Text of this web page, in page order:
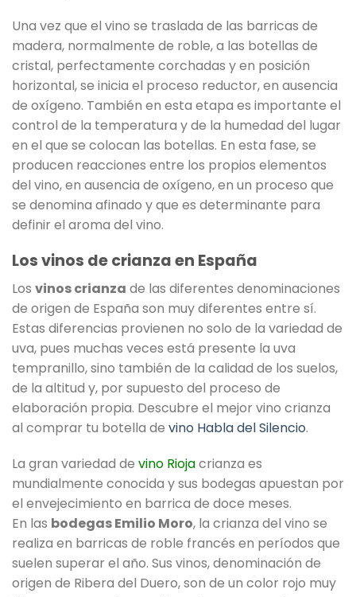
Una vez que el vino se traslada de las barricas de
madera, normalmente de roble, a las botellas de
cristal, perfectamente corchadas y en posición
horizontal, se inicia el proceso reductor, en ausencia
de oxígeno. También en esta etapa es importante el
control de la temperatura y de la humedad del lugar
en el que se colocan las botellas. En esta fase, se
producen reacciones entre los propios elementos
del vino, en ausencia de oxígeno, en un proceso que
se denomina afinado y que es determinante para
definir el aroma del vino.
Los vinos de crianza en España
Los vinos crianza de las diferentes denominaciones
de origen de España son muy diferentes entre sí.
Estas diferencias provienen no solo de la variedad de
uva, pues muchas veces está presente la uva
tempranillo, sino también de la calidad de los suelos,
de la altitud y, por supuesto del proceso de
elaboración propia. Descubre el mejor vino crianza
al comprar tu botella de vino Habla del Silencio.
La gran variedad de vino Riojacrianza es
mundialmente conocida y sus bodegas apuestan por
el envejecimiento en barrica de doce meses.
En las bodegas Emilio Moro, la crianza del vino se
realiza en barricas de roble francés en períodos que
suelen superar el año. Sus vinos, denominación de
origen de Ribera del Duero, son de un color rojo muy